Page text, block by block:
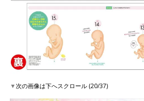
▼次の画像は下へスクロール (20/37)